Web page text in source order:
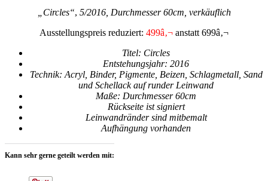
„Circles“, 5/2016, Durchmesser 60cm, verkäuflich
Ausstellungspreis reduziert: 499â‚¬ anstatt 699â‚¬
Titel: Circles
Entstehungsjahr: 2016
Technik: Acryl, Binder, Pigmente, Beizen, Schlagmetall, Sand
und Schellack auf runder Leinwand
Maße: Durchmesser 60cm
Rückseite ist signiert
Leinwandränder sind mitbemalt
Aufhängung vorhanden
Kann sehr gerne geteilt werden mit: